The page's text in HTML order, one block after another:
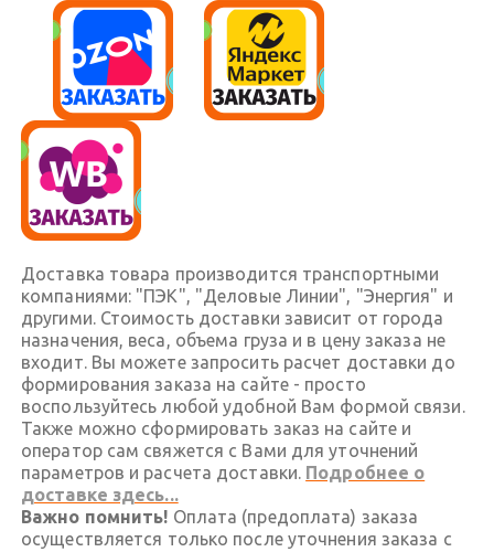
Доставка товара производится транспортными
компаниями: "ПЭК", "Деловые Линии", "Энергия" и
другими. Стоимость доставки зависит от города
назначения, веса, объема груза и в цену заказа не
входит. Вы можете запросить расчет доставки до
формирования заказа на сайте - просто
воспользуйтесь любой удобной Вам формой связи.
Также можно сформировать заказ на сайте и
оператор сам свяжется с Вами для уточнений
параметров и расчета доставки. Подробнее о
доставке здесь...
Важно помнить! Оплата (предоплата) заказа
осуществляется только после уточнения заказа с